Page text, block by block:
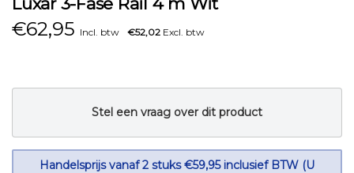
€62,95 Incl. btw €52,02 Excl. btw
Stel een vraag over dit product
Handelsprijs vanaf 2 stuks €59,95 inclusief BTW (U